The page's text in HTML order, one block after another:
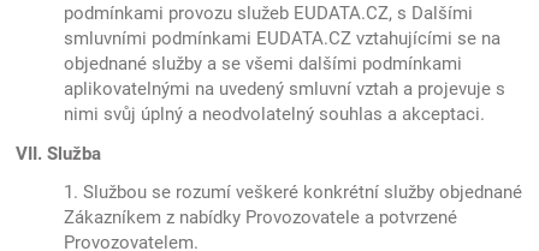
podmínkami provozu služeb EUDATA.CZ, s Dalšími
smluvními podmínkami EUDATA.CZ vztahujícími se na
objednané služby a se všemi dalšími podmínkami
aplikovatelnými na uvedený smluvní vztah a projevuje s
nimi svůj úplný a neodvolatelný souhlas a akceptaci.
VII. Služba
1. Službou se rozumí veškeré konkrétní služby objednané
Zákazníkem z nabídky Provozovatele a potvrzené
Provozovatelem.